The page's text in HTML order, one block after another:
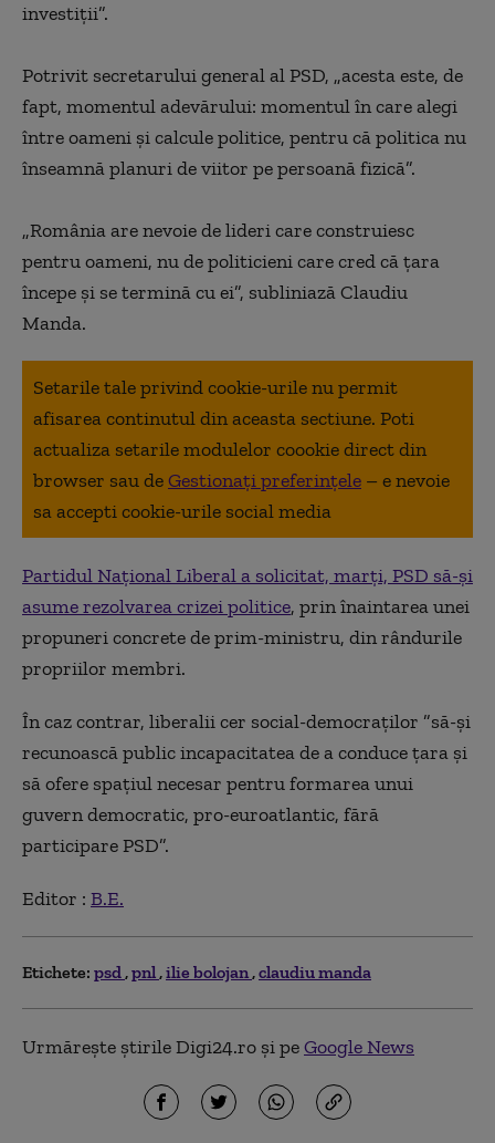
investiţii”.
Potrivit secretarului general al PSD, „acesta este, de
fapt, momentul adevărului: momentul în care alegi
între oameni şi calcule politice, pentru că politica nu
înseamnă planuri de viitor pe persoană fizică”.
„România are nevoie de lideri care construiesc
pentru oameni, nu de politicieni care cred că ţara
începe şi se termină cu ei”, subliniază Claudiu
Manda.
Setarile tale privind cookie-urile nu permit
afisarea continutul din aceasta sectiune. Poti
actualiza setarile modulelor coookie direct din
browser sau deGestionați preferințele – e nevoie
sa accepti cookie-urile social media
Partidul Naţional Liberal a solicitat, marţi, PSD să-şi
asume rezolvarea crizei politice, prin înaintarea unei
propuneri concrete de prim-ministru, din rândurile
propriilor membri.
În caz contrar, liberalii cer social-democraţilor ”să-şi
recunoască public incapacitatea de a conduce ţara şi
să ofere spaţiul necesar pentru formarea unui
guvern democratic, pro-euroatlantic, fără
participare PSD”.
Editor : B.E.
Etichete: psd pnl ilie bolojan claudiu manda
Urmărește știrile Digi24.ro și peGoogle News